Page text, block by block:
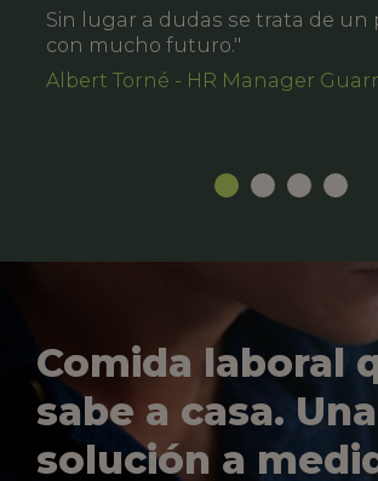
Sin lugar a dudas se trata de un
con mucho futuro."
Albert Torné - HR Manager
Comida laboral
sabe a casa. Una
solución a